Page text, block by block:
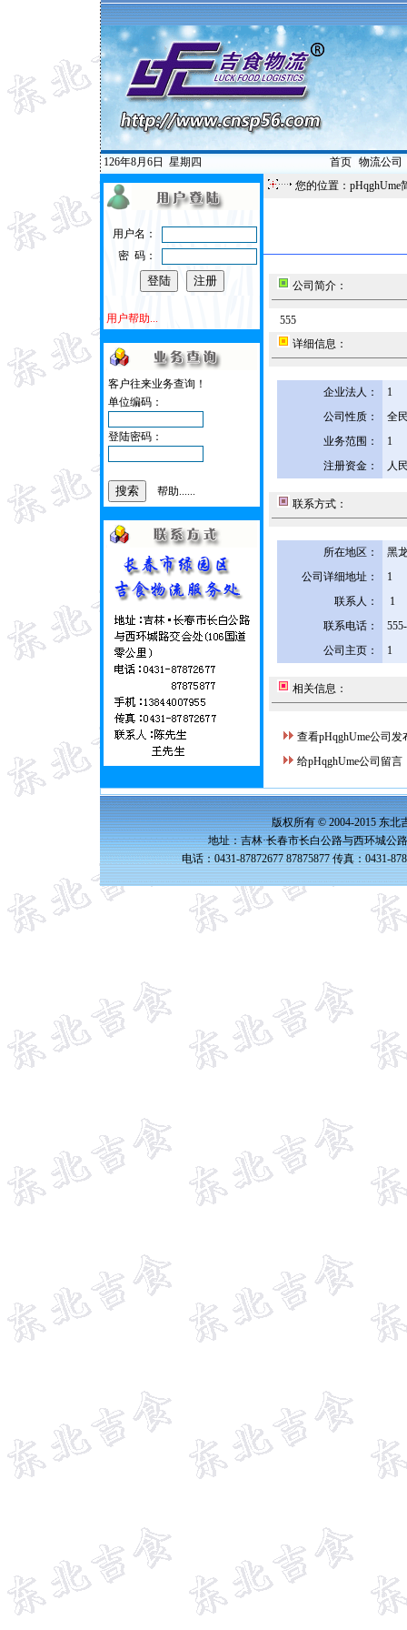
126年8月6日 星期四 首页| 物流公司
用户名：
密 码：
用户帮助...
客户往来业务查询！
单位编码：
登陆密码：
帮助......
您的位置：pHqghUme
公司简介：
555
详细信息：
企业法人：
1
公司性质：
全
业务范围：
1
注册资金：
人
联系方式：
所在地区：
黑
公司详细地址：
1
联系人：
1
联系电话：
公司主页：
1
相关信息：
查看pHqghUme公司发
给pHqghUme公司留言
版权所有 © 2004-2015 东北
地址：吉林·长春市长白公路与西环城公
电话：0431-87872677 87875877 传真：0431-